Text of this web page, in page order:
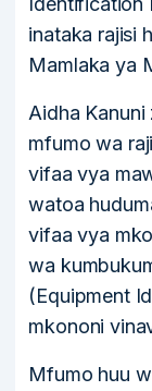
inataka rajisi
Mamlaka ya
Aidha Kanuni
mfumo wa
vifaa vya
watoa
vifaa vya
wa
(Equipment
mkononi
Mfumo huu